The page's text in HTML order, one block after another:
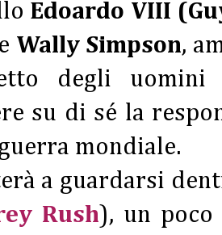
Edoardo VIII
Wally Simpson,
degli uomini
su di sé la
mondiale.
a guardarsi
Rush), un